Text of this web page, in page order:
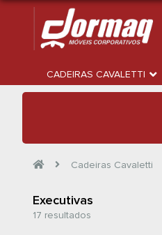
CADEIRAS CAVALETTI
Cadeiras Cavaletti
Executivas
17 resultados